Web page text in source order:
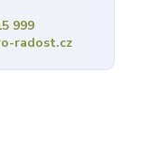
999
radost.cz